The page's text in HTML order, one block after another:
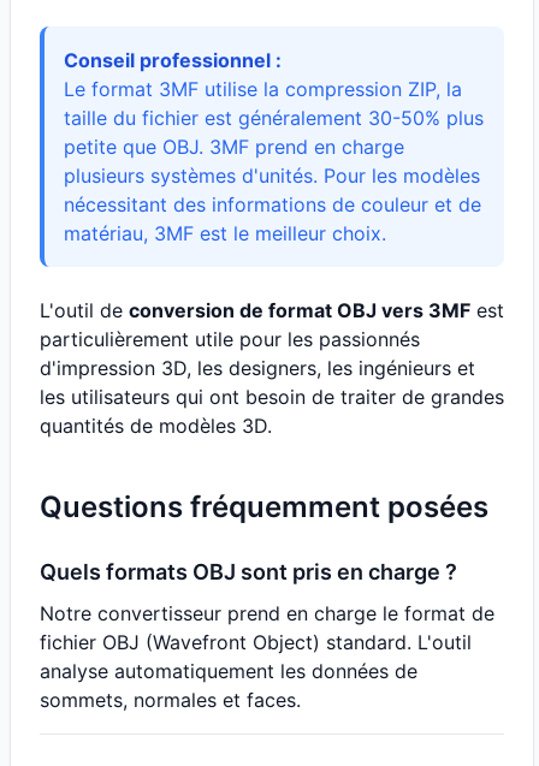
Conseil professionnel :
Le format 3MF utilise la compression ZIP, la
taille du fichier est généralement 30-50% plus
petite que OBJ. 3MF prend en charge
plusieurs systèmes d'unités. Pour les modèles
nécessitant des informations de couleur et de
matériau, 3MF est le meilleur choix.
L'outil de conversion de format OBJ vers 3MF est
particulièrement utile pour les passionnés
d'impression 3D, les designers, les ingénieurs et
les utilisateurs qui ont besoin de traiter de grandes
quantités de modèles 3D.
Questions fréquemment posées
Quels formats OBJ sont pris en charge ?
Notre convertisseur prend en charge le format de
fichier OBJ (Wavefront Object) standard. L'outil
analyse automatiquement les données de
sommets, normales et faces.